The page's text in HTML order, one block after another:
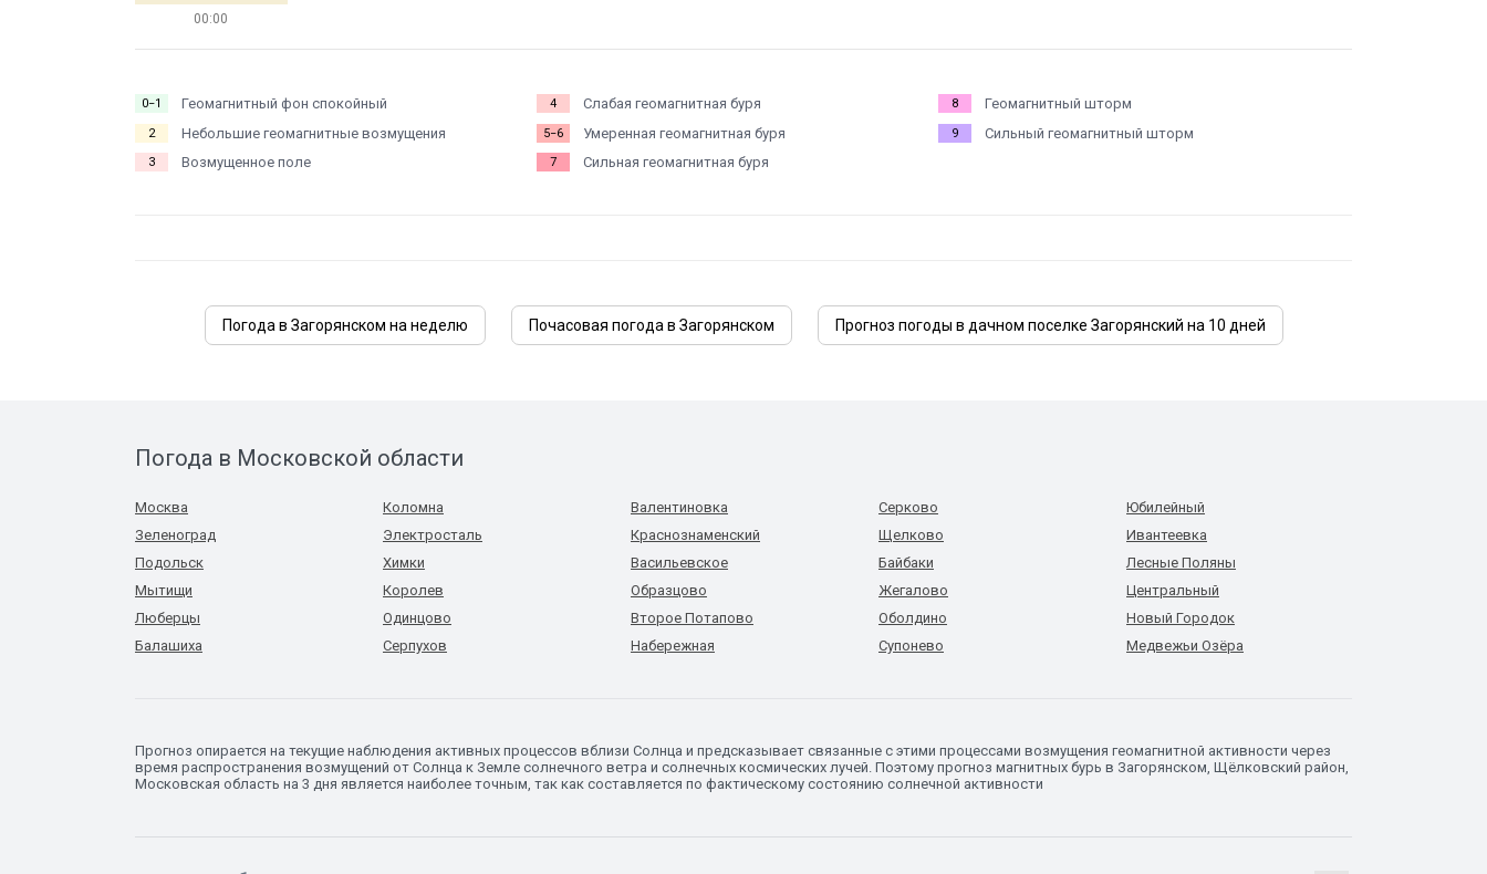
00:00
0−1 Геомагнитный фон спокойный
2 Небольшие геомагнитные возмущения
3 Возмущенное поле
4 Слабая геомагнитная буря
5−6 Умеренная геомагнитная буря
7 Сильная геомагнитная буря
8 Геомагнитный шторм
9 Сильный геомагнитный шторм
Погода в Загорянском на неделю Почасовая погода в Загорянском Прогноз погоды в дачном поселке Загорянский на 10 дней
Погода в Московской области
Москва
Зеленоград
Подольск
Мытищи
Люберцы
Балашиха
Коломна
Электросталь
Химки
Королев
Одинцово
Серпухов
Валентиновка
Краснознаменский
Васильевское
Образцово
Второе Потапово
Набережная
Серково
Щелково
Байбаки
Жегалово
Оболдино
Супонево
Юбилейный
Ивантеевка
Лесные Поляны
Центральный
Новый Городок
Медвежьи Озёра
Прогноз опирается на текущие наблюдения активных процессов вблизи Солнца и предсказывает связанные с этими процессами возмущения геомагнитной активности через
время распространения возмущений от Солнца к Земле солнечного ветра и солнечных космических лучей. Поэтому прогноз магнитных бурь в Загорянском, Щёлковский район,
Московская область на 3 дня является наиболее точным, так как составляется по фактическому состоянию солнечной активности